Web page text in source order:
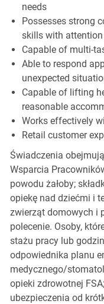
needs
Possesses strong
skills with
Capable of multi-
Able to respond
unexpected
Capable of lifting
reasonable
Works effectively
Retail customer
Świadczenia
Wsparcia
powodu żałoby;
opiekę nad dziećmi i
zwierząt domowych i
polecenie. Osoby,
stażu pracy lub
odpowiednika planu
medycznego/
opieki zdrowotnej
ubezpieczenia od